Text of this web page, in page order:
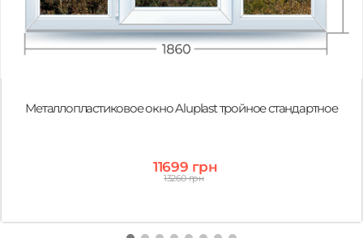
Металлопластиковое окно Aluplast тройное стандартное
11699 грн
13260 грн